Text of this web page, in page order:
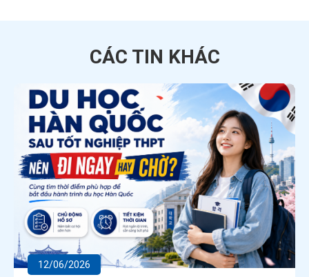
CÁC TIN KHÁC
12/06/2026